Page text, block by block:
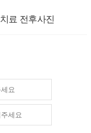
치료 전후사진